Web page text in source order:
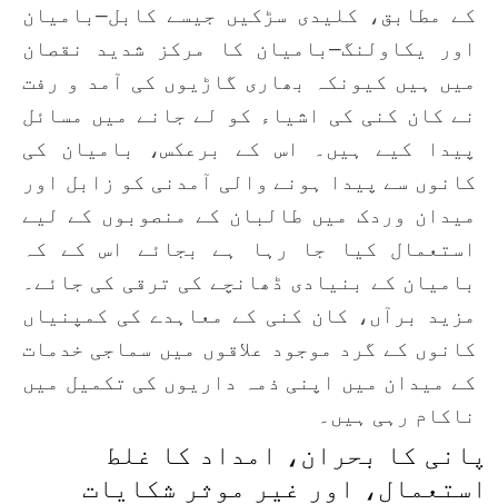
کے مطابق، کلیدی سڑکیں جیسے کابل–بامیان
اور یکاولنگ–بامیان کا مرکز شدید نقصان
میں ہیں کیونکہ بھاری گاڑیوں کی آمد و رفت
نے کان کنی کی اشیاء کو لے جانے میں مسائل
پیدا کیے ہیں۔ اس کے برعکس، بامیان کی
کانوں سے پیدا ہونے والی آمدنی کو زابل اور
میدان وردک میں طالبان کے منصوبوں کے لیے
استعمال کیا جا رہا ہے بجائے اس کے کہ
بامیان کے بنیادی ڈھانچے کی ترقی کی جائے۔
مزید برآں، کان کنی کے معاہدے کی کمپنیاں
کانوں کے گرد موجود علاقوں میں سماجی خدمات
کے میدان میں اپنی ذمہ داریوں کی تکمیل میں
ناکام رہی ہیں۔
پانی کا بحران، امداد کا غلط
استعمال، اور غیر موثر شکایات